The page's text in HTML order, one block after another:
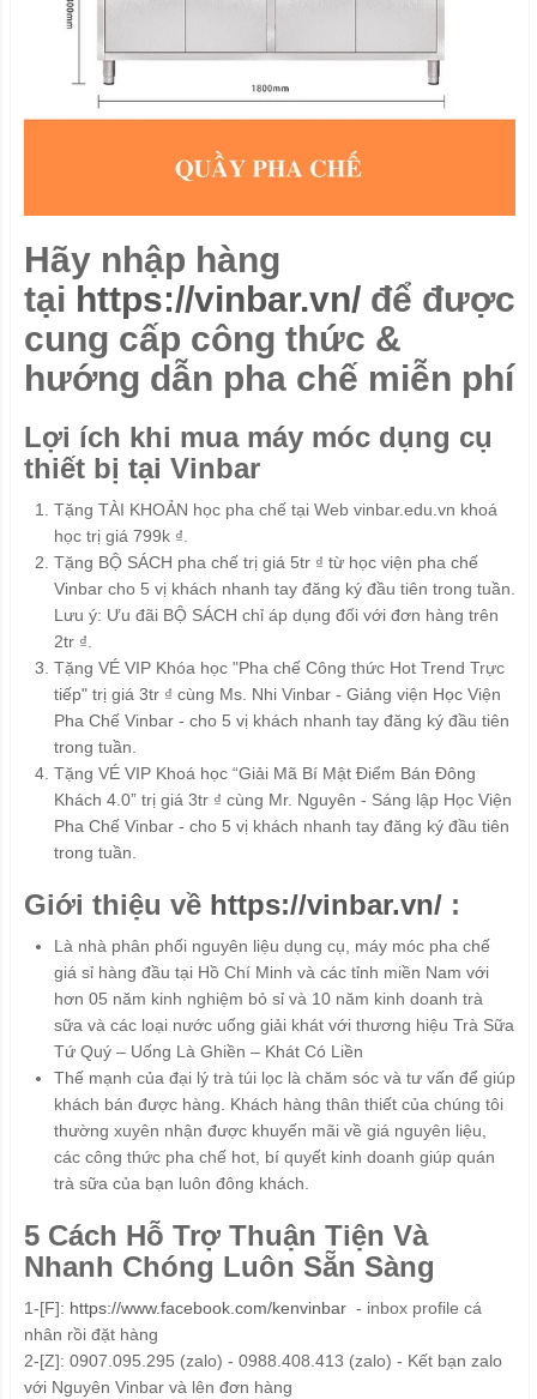
Hãy nhập hàng
tại https://vinbar.vn/để được
cung cấp công thức &
hướng dẫn pha chế miễn phí
Lợi ích khi mua máy móc dụng cụ
thiết bị tại Vinbar
Tặng TÀI KHOẢN học pha chế tại Web vinbar.edu.vn khoá
học trị giá 799k ₫.
Tặng BỘ SÁCH pha chế trị giá 5tr ₫ từ học viện pha chế
Vinbar cho 5 vị khách nhanh tay đăng ký đầu tiên trong tuần.
Lưu ý: Ưu đãi BỘ SÁCH chỉ áp dụng đối với đơn hàng trên
2tr ₫.
Tặng VÉ VIP Khóa học "Pha chế Công thức Hot Trend Trực
tiếp" trị giá 3tr ₫ cùng Ms. Nhi Vinbar - Giảng viện Học Viện
Pha Chế Vinbar - cho 5 vị khách nhanh tay đăng ký đầu tiên
trong tuần.
Tặng VÉ VIP Khoá học “Giải Mã Bí Mật Điểm Bán Đông
Khách 4.0” trị giá 3tr ₫ cùng Mr. Nguyên - Sáng lập Học Viện
Pha Chế Vinbar - cho 5 vị khách nhanh tay đăng ký đầu tiên
trong tuần.
Giới thiệu về https://vinbar.vn/:
Là nhà phân phối nguyên liệu dụng cụ, máy móc pha chế
giá sỉ hàng đầu tại Hồ Chí Minh và các tỉnh miền Nam với
hơn 05 năm kinh nghiệm bỏ sỉ và 10 năm kinh doanh trà
sữa và các loại nước uống giải khát với thương hiệu Trà Sữa
Tứ Quý – Uống Là Ghiền – Khát Có Liền
Thế mạnh của đại lý trà túi lọc là chăm sóc và tư vấn để giúp
khách bán được hàng. Khách hàng thân thiết của chúng tôi
thường xuyên nhận được khuyến mãi về giá nguyên liệu,
các công thức pha chế hot, bí quyết kinh doanh giúp quán
trà sữa của bạn luôn đông khách.
5 Cách Hỗ Trợ Thuận Tiện Và
Nhanh Chóng Luôn Sẵn Sàng
1-[F]: https://www.facebook.com/kenvinbar - inbox profile cá
nhân rồi đặt hàng
2-[Z]: 0907.095.295 (zalo) - 0988.408.413 (zalo) - Kết bạn zalo
với Nguyên Vinbar và lên đơn hàng